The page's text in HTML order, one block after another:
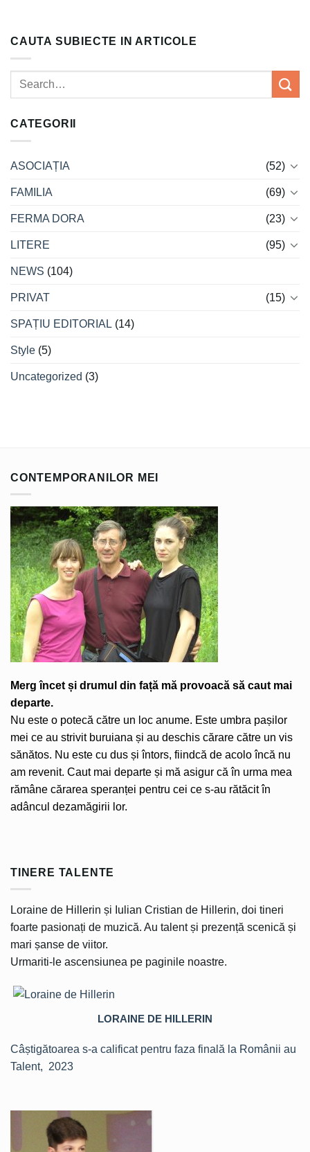
CAUTA SUBIECTE IN ARTICOLE
CATEGORII
ASOCIAȚIA (52)
FAMILIA (69)
FERMA DORA (23)
LITERE (95)
NEWS (104)
PRIVAT (15)
SPAȚIU EDITORIAL (14)
Style (5)
Uncategorized (3)
CONTEMPORANILOR MEI
Merg încet și drumul din față mă provoacă să caut mai
departe.
Nu este o potecă către un loc anume. Este umbra pașilor
mei ce au strivit buruiana și au deschis cărare către un vis
sănătos. Nu este cu dus și întors, fiindcă de acolo încă nu
am revenit. Caut mai departe și mă asigur că în urma mea
rămâne cărarea speranței pentru cei ce s-au rătăcit în
adâncul dezamăgirii lor.
TINERE TALENTE
Loraine de Hillerin și Iulian Cristian de Hillerin, doi tineri
foarte pasionați de muzică. Au talent și prezență scenică și
mari șanse de viitor.
Urmariti-le ascensiunea pe paginile noastre.
LORAINE DE HILLERIN
Câștigătoarea s-a calificat pentru faza finală la Românii au
Talent, 2023